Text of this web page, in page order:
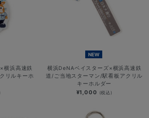
横浜高速鉄
リルキーホ
NEW
横浜DeNAベイスターズ×横浜高速鉄
道/ご当地スターマン/駅看板アクリル
キーホルダー
¥1,000 (税込)